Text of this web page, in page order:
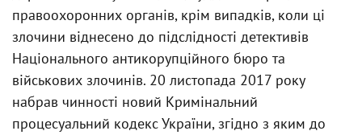
правоохоронних органів, крім випадків, коли ці
злочини віднесено до підслідності детективів
Національного антикорупційного бюро та
військових злочинів. 20 листопада 2017 року
набрав чинності новий Кримінальний
процесуальний кодекс України, згідно з яким до